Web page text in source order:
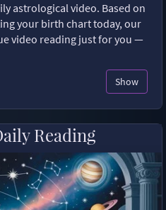
astrological video. Based on
your birth chart today, our
video reading just for you —
Show
Reading